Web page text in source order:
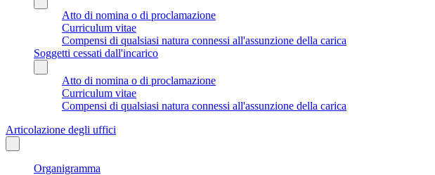
Atto di nomina o di proclamazione
Curriculum vitae
Compensi di qualsiasi natura connessi all'assunzione della carica
Soggetti cessati dall'incarico
Atto di nomina o di proclamazione
Curriculum vitae
Compensi di qualsiasi natura connessi all'assunzione della carica
Articolazione degli uffici
Organigramma